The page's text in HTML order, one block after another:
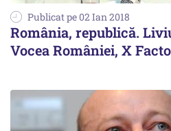
Publicat pe 02 Ian 2018
România, republică.
Vocea României, X